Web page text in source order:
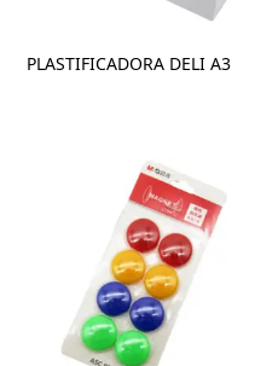
PLASTIFICADORA DELI A3